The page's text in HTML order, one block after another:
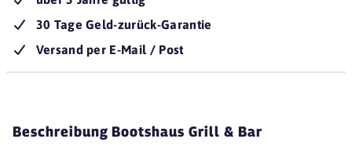
30 Tage Geld-zurück-Garantie
Versand per E-Mail / Post
Beschreibung Bootshaus Grill & Bar